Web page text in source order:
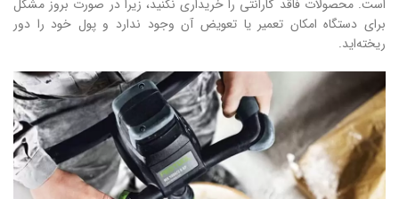
است. محصولات فاقد گارانتی را خریداری نکنید، زیرا در صورت بروز مشکل
برای دستگاه امکان تعمیر یا تعویض آن وجود ندارد و پول خود را دور
ریخته‌اید.